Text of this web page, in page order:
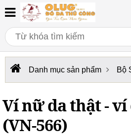
Danh mục sản phẩm Bộ
Ví nữ da thật - ví
(VN-566)